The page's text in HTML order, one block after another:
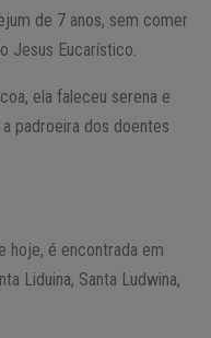
de 7 anos, sem comer
Jesus Eucarístico.
ela faleceu serena e
padroeira dos doentes
hoje, é encontrada em
Liduina, Santa Ludwina,